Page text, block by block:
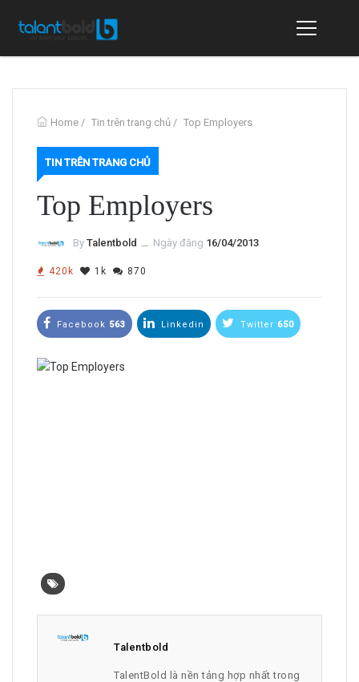
Home / Tin trên trang chủ / Top Employers
TIN TRÊN TRANG CHỦ
Top Employers
By Talentbold ــ Ngày đăng 16/04/2013
420k 1k 870
Facebook 563 Linkedin Twitter 650
Talentbold
TalentBold là nền tảng hợp nhất trong